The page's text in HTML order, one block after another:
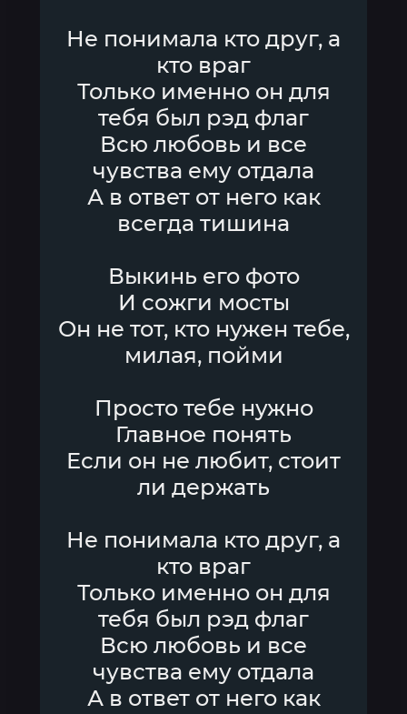
Не понимала кто друг, а
кто враг
Только именно он для
тебя был рэд флаг
Всю любовь и все
чувства ему отдала
А в ответ от него как
всегда тишина
Выкинь его фото
И сожги мосты
Он не тот, кто нужен тебе,
милая, пойми
Просто тебе нужно
Главное понять
Если он не любит, стоит
ли держать
Не понимала кто друг, а
кто враг
Только именно он для
тебя был рэд флаг
Всю любовь и все
чувства ему отдала
А в ответ от него как